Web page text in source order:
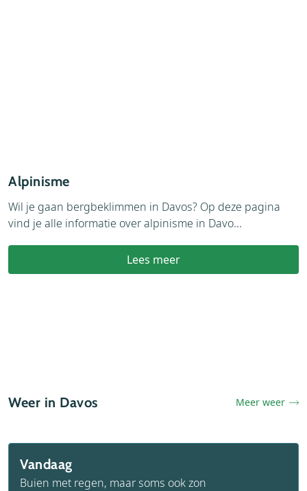
Alpinisme
Wil je gaan bergbeklimmen in Davos? Op deze pagina
vind je alle informatie over alpinisme in Davo...
Lees meer
Weer in Davos Meer weer
Vandaag
Buien met regen, maar soms ook zon